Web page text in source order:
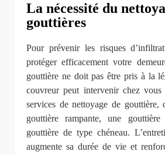
La nécessité du
gouttières
Pour prévenir les risques
protéger efficacement votre
gouttière ne doit pas être pris à la
couvreur peut intervenir chez vous
services de nettoyage de gouttière,
gouttière rampante, une
gouttière de type chéneau.
augmente sa durée de vie et